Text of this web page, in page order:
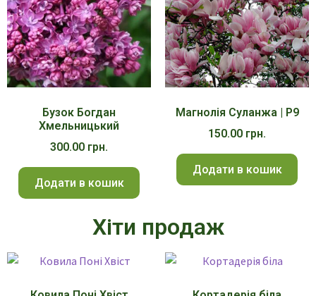
Бузок Богдан
Хмельницький
300.00 грн.
Додати в кошик
Магнолія Суланжа | Р9
150.00 грн.
Додати в кошик
Хіти продаж